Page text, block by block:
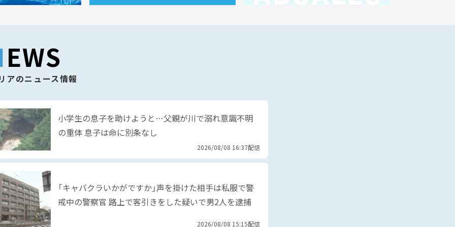
NEWS
アのニュース情報
小学生の息子を助けようと…父親が川で溺れ意識不明
の重体 息子は命に別条なし
2026/08/08 16:37配信
「キャバクラいかがですか」声を掛けた相手は私服で警
戒中の警察官 路上で客引きをした疑いで男2人を逮捕
2026/08/08 15:15配信